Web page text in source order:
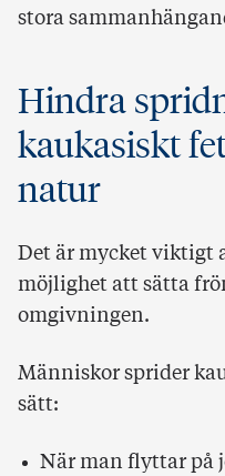
stora
Hindra
kaukasiskt
natur
Det är mycket viktigt
möjlighet att sätta
omgivningen.
Människor sprider
sätt:
När man flyttar på